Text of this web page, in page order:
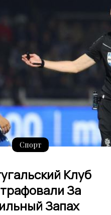
Спорт
Клуб
За
Запах